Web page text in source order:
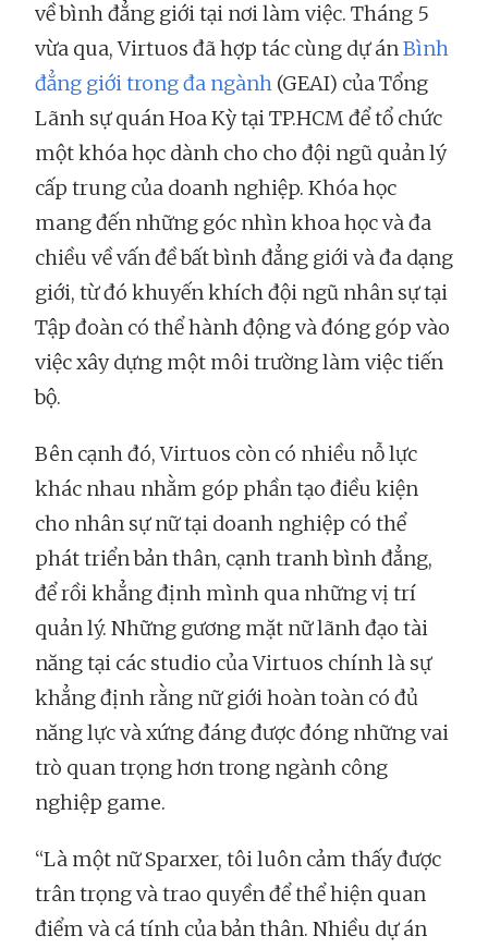
về bình đẳng giới tại nơi làm việc. Tháng 5
vừa qua, Virtuos đã hợp tác cùng dự ánBình
đẳng giới trong đa ngành (GEAI) của Tổng
Lãnh sự quán Hoa Kỳ tại TP.HCM để tổ chức
một khóa học dành cho cho đội ngũ quản lý
cấp trung của doanh nghiệp. Khóa học
mang đến những góc nhìn khoa học và đa
chiều về vấn đề bất bình đẳng giới và đa dạng
giới, từ đó khuyến khích đội ngũ nhân sự tại
Tập đoàn có thể hành động và đóng góp vào
việc xây dựng một môi trường làm việc tiến
bộ.
Bên cạnh đó, Virtuos còn có nhiều nỗ lực
khác nhau nhằm góp phần tạo điều kiện
cho nhân sự nữ tại doanh nghiệp có thể
phát triển bản thân, cạnh tranh bình đẳng,
để rồi khẳng định mình qua những vị trí
quản lý. Những gương mặt nữ lãnh đạo tài
năng tại các studio của Virtuos chính là sự
khẳng định rằng nữ giới hoàn toàn có đủ
năng lực và xứng đáng được đóng những vai
trò quan trọng hơn trong ngành công
nghiệp game.
“Là một nữ Sparxer, tôi luôn cảm thấy được
trân trọng và trao quyền để thể hiện quan
điểm và cá tính của bản thân. Nhiều dự án